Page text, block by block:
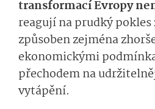
transformací Evropy
reagují na prudký
způsoben zejména
ekonomickými
přechodem na
vytápění.